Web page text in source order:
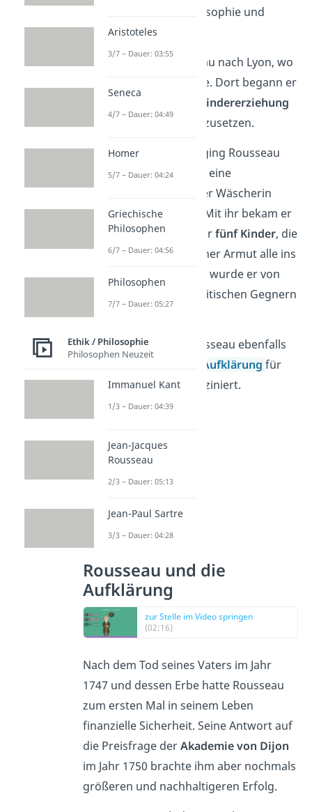
viel über Religion, Philosophie und
Geschichte.
Schließlich zog Rousseau nach Lyon, wo
arbeitete. Dort begann er
Kindererziehung
intensiver auseinanderzusetzen.
Im Alter von 30 Jahren ging Rousseau
nachParis. Dort fing er eine
Liebesbeziehung mit der Wäscherin
Thérèse Levasseur
an. Mit ihr bekam er
im Laufe der Jahre sogarfünf Kinder, die
er jedoch aufgrund seiner Armut alle ins
Waisenhaus
gab. Dafür wurde er von
seinem Umfeld und politischen Gegnern
stark kritisiert.
In Paris entdeckte Rousseau ebenfalls
die Gedankenwelt der
Aufklärung für
sich und war davon fasziniert.
Rousseau und die
Aufklärung
zur Stelle im Video springen
(02:16)
Nach dem Tod seines Vaters im Jahr
1747 und dessen Erbe hatte Rousseau
zum ersten Mal in seinem Leben
finanzielle Sicherheit. Seine Antwort auf
die Preisfrage derAkademie von Dijon
im Jahr 1750 brachte ihm aber nochmals
größeren und nachhaltigeren Erfolg.
Aristoteles
3/7 – Dauer: 03:55
Seneca
4/7 – Dauer: 04:49
Homer
5/7 – Dauer: 04:24
Griechische
Philosophen
6/7 – Dauer: 04:56
Philosophen
7/7 – Dauer: 05:27
Ethik / Philosophie
Philosophen Neuzeit
Immanuel Kant
1/3 – Dauer: 04:39
Jean-Jacques
Rousseau
2/3 – Dauer: 05:13
Jean-Paul Sartre
3/3 – Dauer: 04:28